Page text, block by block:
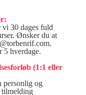
30 dages fuld
Ønsker du at
5 hverdage.
(1:1 eller
personlig og
tilmelding